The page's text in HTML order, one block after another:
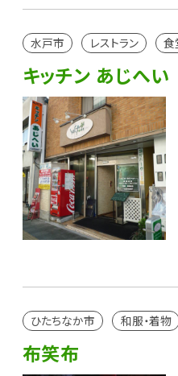
水戸市 レストラン 食
キッチン あじへい
ひたちなか市 和服・着物
布笑布